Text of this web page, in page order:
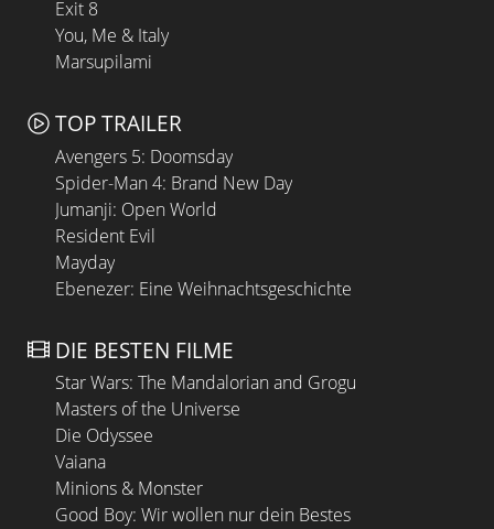
Exit 8
You, Me & Italy
Marsupilami
TOP TRAILER
Avengers 5: Doomsday
Spider-Man 4: Brand New Day
Jumanji: Open World
Resident Evil
Mayday
Ebenezer: Eine Weihnachtsgeschichte
DIE BESTEN FILME
Star Wars: The Mandalorian and Grogu
Masters of the Universe
Die Odyssee
Vaiana
Minions & Monster
Good Boy: Wir wollen nur dein Bestes